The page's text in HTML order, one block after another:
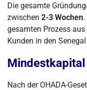
Die gesamte
zwischen 2-3 Wochen
gesamten Prozess
Kunden in den
Nach der OHADA-